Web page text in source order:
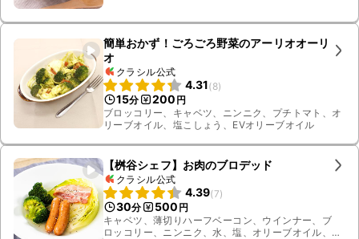
簡単おかず！ごろごろ野菜のアーリオオーリ
オ
クラシル公式
4.31(8)
15分 200 円
ブロッコリー、キャベツ、ニンニク、プチトマト、オ
リーブオイル、塩こしょう、EVオリーブオイル
【桝谷シェフ】お肉のブロデッド
クラシル公式
4.39(7)
30分 500 円
キャベツ、薄切りハーフベーコン、ウインナー、ブ
ロッコリー、ニンニク、水、塩、オリーブオイル、粗